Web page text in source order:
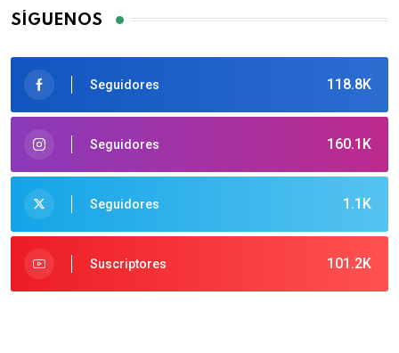
SÍGUENOS
118.8K
Seguidores
160.1K
Seguidores
1.1K
Seguidores
101.2K
Suscriptores